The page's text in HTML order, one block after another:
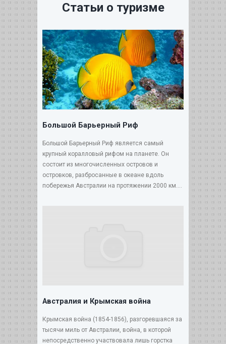
Статьи о туризме
Большой Барьерный Риф
Большой Барьерный Риф является самый
крупный коралловый рифом на планете. Он
состоит из многочисленных островов и
островков, разбросанные в океане вдоль
побережья Австралии на протяжении 2000 км....
Австралия и Крымская война
Крымская война (1854-1856), разгоревшаяся за
тысячи миль от Австралии, война, в которой
непосредственно участвовала лишь горстка